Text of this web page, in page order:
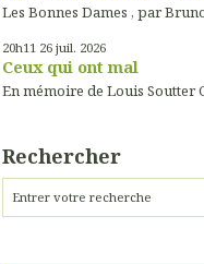
Les Bonnes Dames , par
20h11 26 juil. 2026
Ceux qui ont mal
En mémoire de Louis Soutter
Rechercher